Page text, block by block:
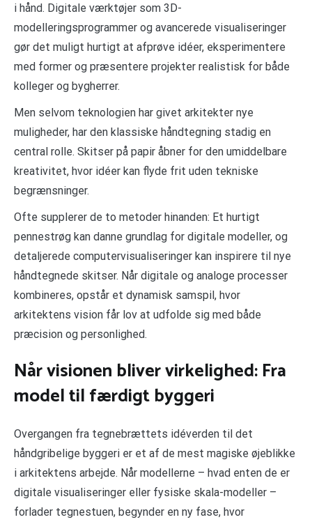
i hånd. Digitale værktøjer som 3D-
modelleringsprogrammer og avancerede visualiseringer
gør det muligt hurtigt at afprøve idéer, eksperimentere
med former og præsentere projekter realistisk for både
kolleger og bygherrer.
Men selvom teknologien har givet arkitekter nye
muligheder, har den klassiske håndtegning stadig en
central rolle. Skitser på papir åbner for den umiddelbare
kreativitet, hvor idéer kan flyde frit uden tekniske
begrænsninger.
Ofte supplerer de to metoder hinanden: Et hurtigt
pennestrøg kan danne grundlag for digitale modeller, og
detaljerede computervisualiseringer kan inspirere til nye
håndtegnede skitser. Når digitale og analoge processer
kombineres, opstår et dynamisk samspil, hvor
arkitektens vision får lov at udfolde sig med både
præcision og personlighed.
Når visionen bliver virkelighed: Fra
model til færdigt byggeri
Overgangen fra tegnebrættets idéverden til det
håndgribelige byggeri er et af de mest magiske øjeblikke
i arkitektens arbejde. Når modellerne – hvad enten de er
digitale visualiseringer eller fysiske skala-modeller –
forlader tegnestuen, begynder en ny fase, hvor